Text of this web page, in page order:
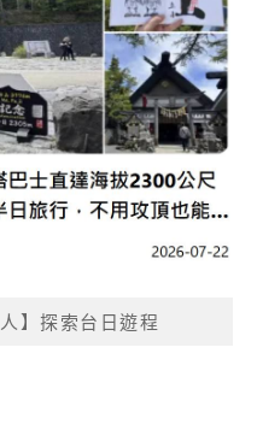
】探索台日遊程